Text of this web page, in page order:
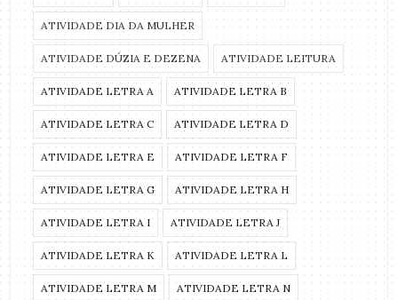
ATIVIDADE DIA DA MULHER
ATIVIDADE DÚZIA E DEZENA ATIVIDADE LEITURA
ATIVIDADE LETRA A ATIVIDADE LETRA B
ATIVIDADE LETRA C ATIVIDADE LETRA D
ATIVIDADE LETRA E ATIVIDADE LETRA F
ATIVIDADE LETRA G ATIVIDADE LETRA H
ATIVIDADE LETRA I ATIVIDADE LETRA J
ATIVIDADE LETRA K ATIVIDADE LETRA L
ATIVIDADE LETRA M ATIVIDADE LETRA N